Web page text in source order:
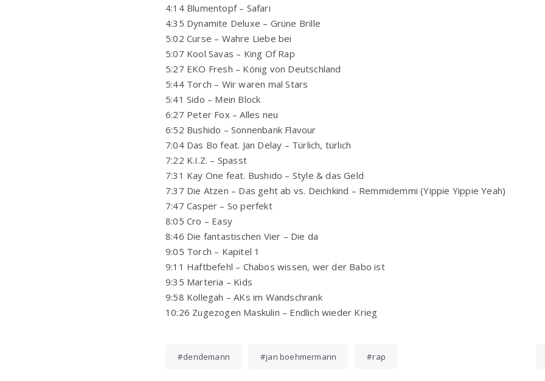
4:14 Blumentopf – Safari
4:35 Dynamite Deluxe – Grüne Brille
5:02 Curse – Wahre Liebe bei
5:07 Kool Savas – King Of Rap
5:27 EKO Fresh – König von Deutschland
5:44 Torch – Wir waren mal Stars
5:41 Sido – Mein Block
6:27 Peter Fox – Alles neu
6:52 Bushido – Sonnenbank Flavour
7:04 Das Bo feat. Jan Delay – Türlich, türlich
7:22 K.I.Z. – Spasst
7:31 Kay One feat. Bushido – Style & das Geld
7:37 Die Atzen – Das geht ab vs. Deichkind – Remmidemmi (Yippie Yippie Yeah)
7:47 Casper – So perfekt
8:05 Cro – Easy
8:46 Die fantastischen Vier – Die da
9:05 Torch – Kapitel 1
9:11 Haftbefehl – Chabos wissen, wer der Babo ist
9:35 Marteria – Kids
9:58 Kollegah – AKs im Wandschrank
10:26 Zugezogen Maskulin – Endlich wieder Krieg
dendemann jan boehmermann rap